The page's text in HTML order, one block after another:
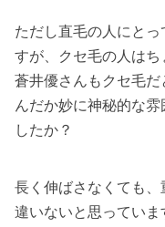
ただし直毛の人にと
すが、クセ毛の人は
蒼井優さんもクセ毛
んだか妙に神秘的な
したか？
長く伸ばさなくても
違いないと思ってい